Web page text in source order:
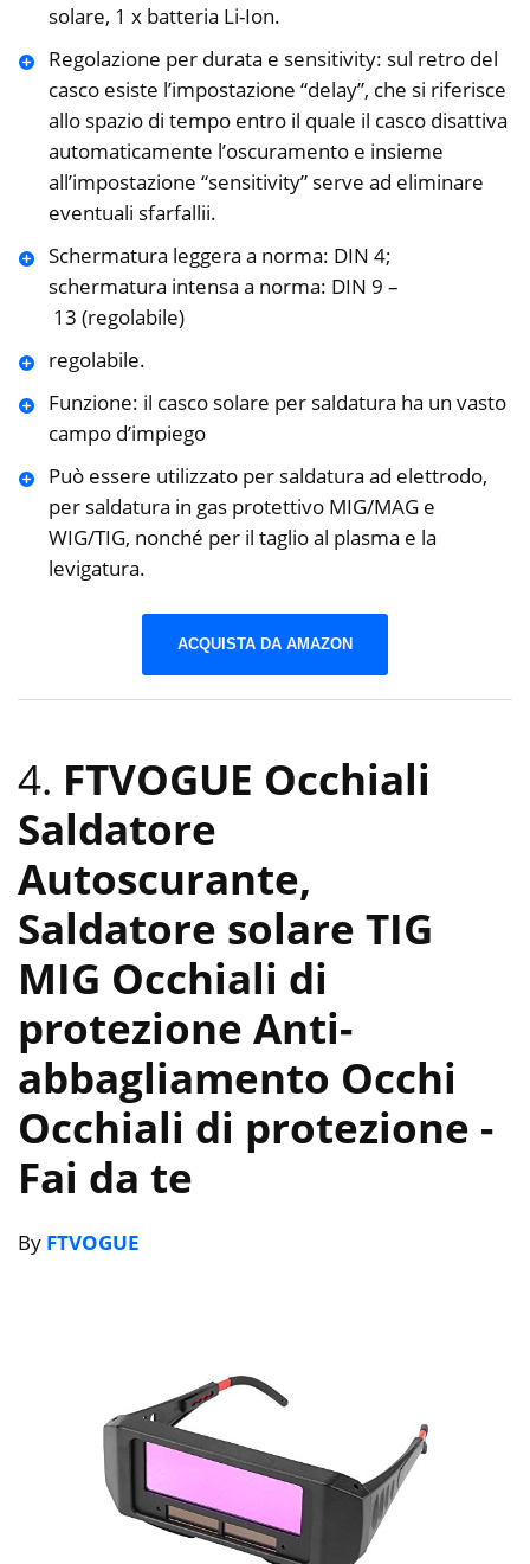
solare, 1 x batteria Li-Ion.
Regolazione per durata e sensitivity: sul retro del
casco esiste l’impostazione “delay”, che si riferisce
allo spazio di tempo entro il quale il casco disattiva
automaticamente l’oscuramento e insieme
all’impostazione “sensitivity” serve ad eliminare
eventuali sfarfallii.
Schermatura leggera a norma: DIN 4;
schermatura intensa a norma: DIN 9 –
13 (regolabile)
regolabile.
Funzione: il casco solare per saldatura ha un vasto
campo d’impiego
Può essere utilizzato per saldatura ad elettrodo,
per saldatura in gas protettivo MIG/MAG e
WIG/TIG, nonché per il taglio al plasma e la
levigatura.
ACQUISTA DA AMAZON
4. FTVOGUE Occhiali
Saldatore
Autoscurante,
Saldatore solare TIG
MIG Occhiali di
protezione Anti-
abbagliamento Occhi
Occhiali di protezione -
Fai da te
By FTVOGUE